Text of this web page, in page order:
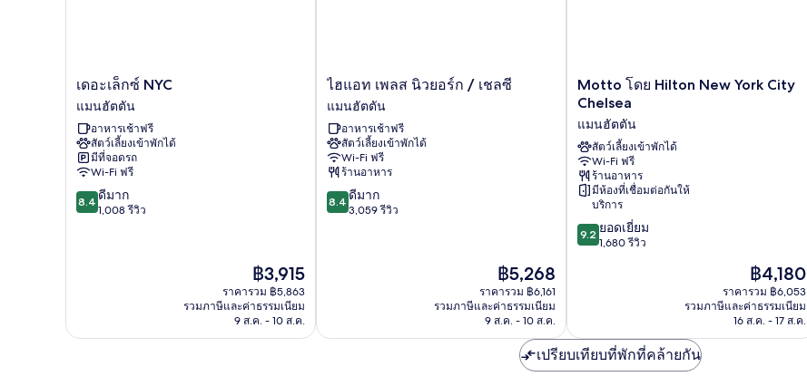
เดอะ
ซ์
NYC
แมน
ฮัต
ตัน
เดอะเล็กซ์ NYC
แมนฮัตตัน
อาหารเช้าฟรี
สัตว์เลี้ยงเข้าพักได้
มีที่จอดรถ
Wi-Fi ฟรี
8.4
จาก
8.4 ดีมาก
1,008 รีวิว
ราคา
ปัจจุบัน
คือ
฿3,915
฿3,915
ราคารวม ฿5,863
รวมภาษีและค่าธรรมเนียม
9 ส.ค. - 10 ส.ค.
ไฮ
เพลส
นิวยอร์ก
/
เชล
ซี
แมน
ฮัต
ไฮแอท เพลส นิวยอร์ก / เชลซี
แมนฮัตตัน
อาหารเช้าฟรี
สัตว์เลี้ยงเข้าพักได้
Wi-Fi ฟรี
ร้านอาหาร
8.4
จาก
8.4 ดีมาก
3,059 รีวิว
ราคา
ปัจจุบัน
คือ
฿5,268
฿5,268
ราคารวม ฿6,161
รวมภาษีและค่าธรรมเนียม
9 ส.ค. - 10 ส.ค.
Motto
โดย
Hilton
New
York
City
Chelsea
แมน
ตัน
Motto โดย Hilton New York City
Chelsea
แมนฮัตตัน
สัตว์เลี้ยงเข้าพักได้
Wi-Fi ฟรี
ร้านอาหาร
มีห้องที่เชื่อมต่อกันให้
บริการ
9.2
จาก
9.2 ยอดเยี่ยม
1,680 รีวิว
ราคา
ปัจจุบัน
คือ
฿4,180
฿4,180
ราคารวม ฿6,053
รวมภาษีและค่าธรรมเนียม
16 ส.ค. - 17 ส.ค.
เปรียบเทียบที่พักที่คล้ายกัน